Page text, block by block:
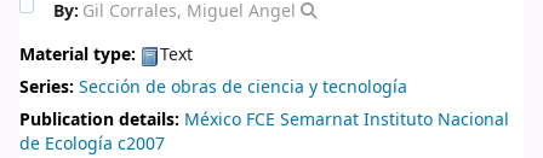
By: Gil Corrales, Miguel Angel
Material type:
Text
Series: Sección de obras de ciencia y tecnología
Publication details: México FCE SemarnatInstituto Nacional
de Ecología c2007